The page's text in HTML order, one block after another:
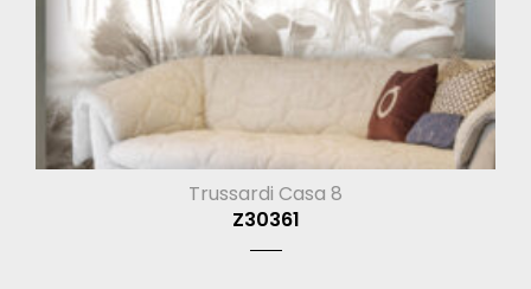
Trussardi Casa 8
Z30361